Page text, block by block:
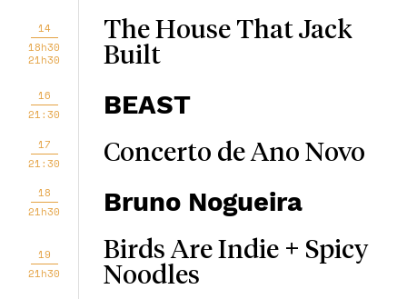
14
18h30
21h30
The House That Jack
Built
16
21:30
BEAST
17
21:30
Concerto de Ano Novo
18
21h30
Bruno Nogueira
19
21h30
Birds Are Indie + Spicy
Noodles